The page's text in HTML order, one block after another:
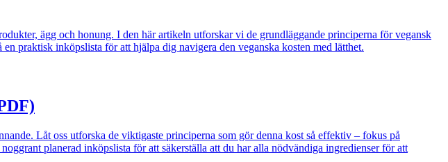
ägg och honung. I den här artikeln utforskar vi de grundläggande principerna för vegansk
praktisk inköpslista för att hjälpa dig navigera den veganska kosten med lätthet.
Låt oss utforska de viktigaste principerna som gör denna kost så effektiv – fokus på
planerad inköpslista för att säkerställa att du har alla nödvändiga ingredienser för att